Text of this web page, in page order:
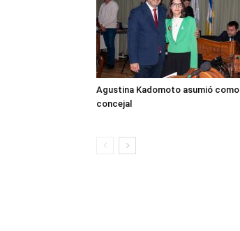
Agustina Kadomoto asumió como
concejal